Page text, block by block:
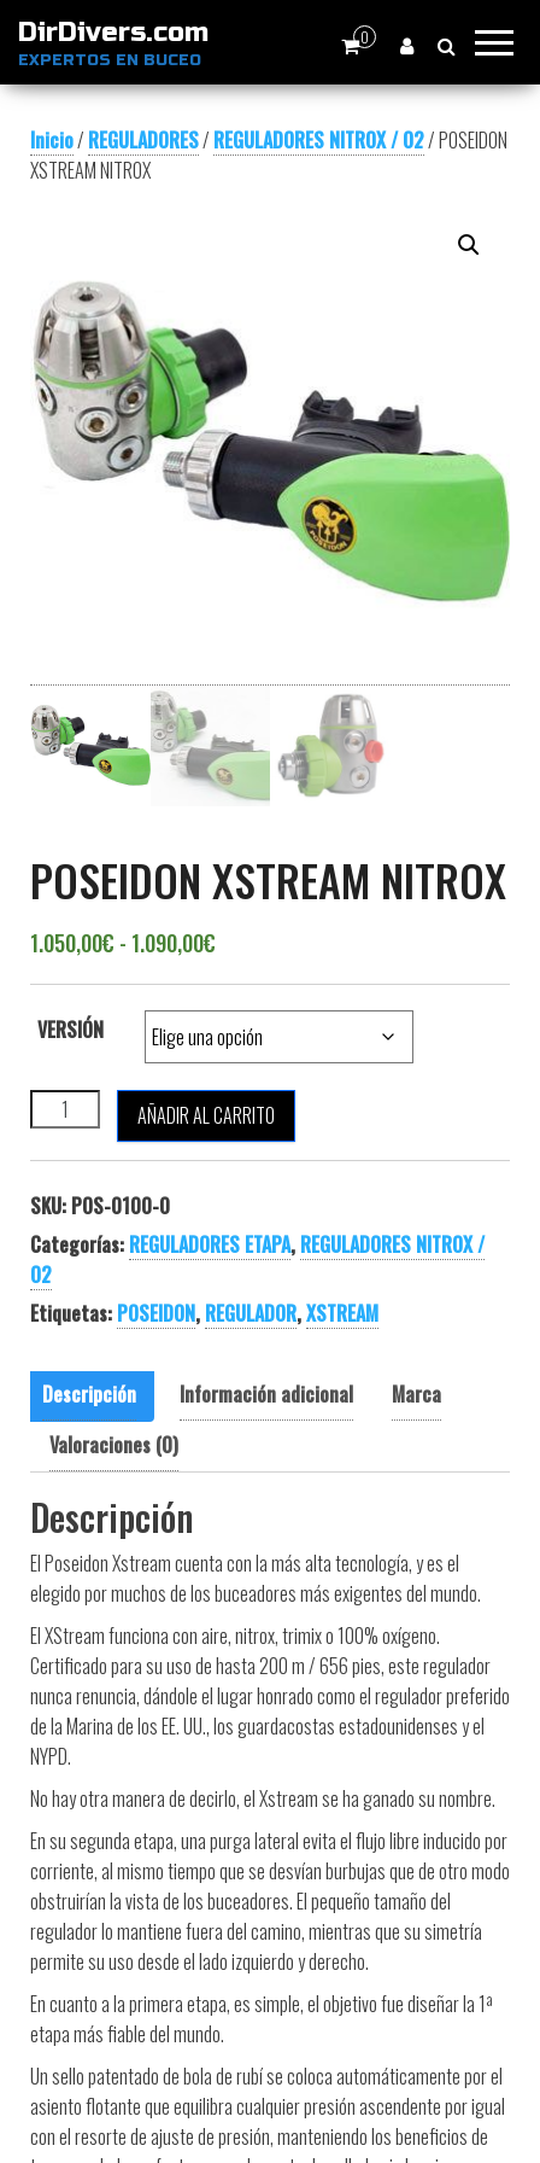
DirDivers.com
EXPERTOS EN BUCEO
0
Inicio/ REGULADORES/ REGULADORES NITROX / O2/ POSEIDON
XSTREAM NITROX
POSEIDON XSTREAM NITROX
1.050,00€ - 1.090,00€
VERSIÓN
POSEIDON XSTREAM NITROX cantidad
AÑADIR AL CARRITO
SKU: POS-0100-0
Categorías: REGULADORES ETAPA, REGULADORES NITROX /
O2
Etiquetas: POSEIDON, REGULADOR,XSTREAM
Descripción Información adicional
Marca
Valoraciones (0)
Descripción
El Poseidon Xstream cuenta con la más alta tecnología, y es el
elegido por muchos de los buceadores más exigentes del mundo.
El XStream funciona con aire, nitrox, trimix o 100% oxígeno.
Certificado para su uso de hasta 200 m / 656 pies, este regulador
nunca renuncia, dándole el lugar honrado como el regulador preferido
de la Marina de los EE. UU., los guardacostas estadounidenses y el
NYPD.
No hay otra manera de decirlo, el Xstream se ha ganado su nombre.
En su segunda etapa, una purga lateral evita el flujo libre inducido por
corriente, al mismo tiempo que se desvían burbujas que de otro modo
obstruirían la vista de los buceadores. El pequeño tamaño del
regulador lo mantiene fuera del camino, mientras que su simetría
permite su uso desde el lado izquierdo y derecho.
En cuanto a la primera etapa, es simple, el objetivo fue diseñar la 1ª
etapa más fiable del mundo.
Un sello patentado de bola de rubí se coloca automáticamente por el
asiento flotante que equilibra cualquier presión ascendente por igual
con el resorte de ajuste de presión, manteniendo los beneficios de